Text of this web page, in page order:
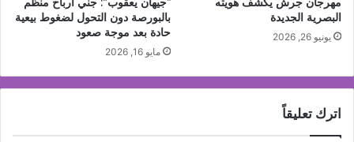
البصرية الجديدة
يونيو 26, 2026
بالبورصة دون التحول لضغوط بيعية
حادة بعد موجة صعود
مايو 16, 2026
اترك تعليقاً